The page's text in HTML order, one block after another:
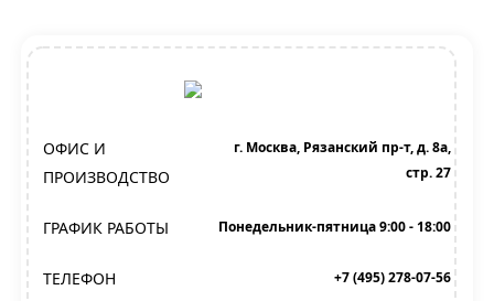
ОФИС И
ПРОИЗВОДСТВО
г. Москва, Рязанский пр-т, д. 8а,
стр. 27
ГРАФИК РАБОТЫ Понедельник-пятница 9:00 - 18:00
ТЕЛЕФОН +7 (495) 278-07-56